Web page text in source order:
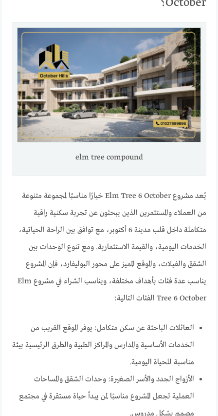
elm tree compound
يُعد مشروع Elm Tree 6 October خيارًا مناسبًا لمجموعة متنوعة
من العملاء والمستثمرين الذين يبحثون عن تجربة سكنية راقية
متكاملة داخل قلب مدينة 6 أكتوبر، مع توافق بين الراحة الحياتية،
الخدمات اليومية، والقيمة الاستثمارية. ومع تنوع الوحدات بين
الشقق والفيلات، والموقع المميز على محور البوليفارد، فإن المشروع
يناسب عدة فئات بأهداف مختلفة، ويناسب الشراء في مشروع Elm
Tree 6 October الفئات التالية:
العائلات الباحثة عن سكن متكامل: يوفر الموقع القريب من
الخدمات الأساسية والمدارس والمراكز الطبية والطرق الرئيسية بيئة
مناسبة للحياة اليومية.
الأزواج الجدد والأسر الصغيرة: وحدات الشقق والمساحات
العملية تجعل المشروع مناسبًا لمن يبدأ حياة مستقرة في مجتمع
مصمم بشكل مدروس.